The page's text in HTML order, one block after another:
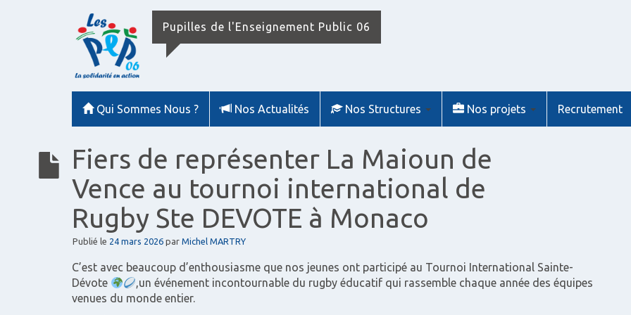
Pupilles de l'Enseignement Public 06
Qui Sommes Nous ? Nos Actualités Nos Structures Nos projets Recrutement
Fiers de représenter La Maioun de
Vence au tournoi international de
Rugby Ste DEVOTE à Monaco
Publié le 24 mars 2026 par Michel MARTRY
C’est avec beaucoup d’enthousiasme que nos jeunes ont participé au Tournoi International Sainte-
Dévote
,un événement incontournable du rugby éducatif qui rassemble chaque année des équipes
venues du monde entier.